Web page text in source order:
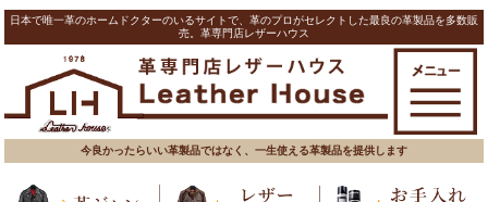
日本で唯一革のホームドクターのいるサイトで、革のプロがセレクトした最良の革製品を多数販
売。革専門店レザーハウス
今良かったらいい革製品ではなく、一生使える革製品を提供します